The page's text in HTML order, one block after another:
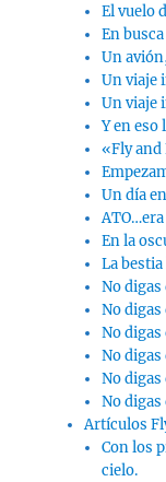
El vuelo
En
Un
Un viaje
Un viaje
Y en eso
«Fly and
Un día
En la
La
No
No
No
No
No
No
Artículos
Con los
cielo.